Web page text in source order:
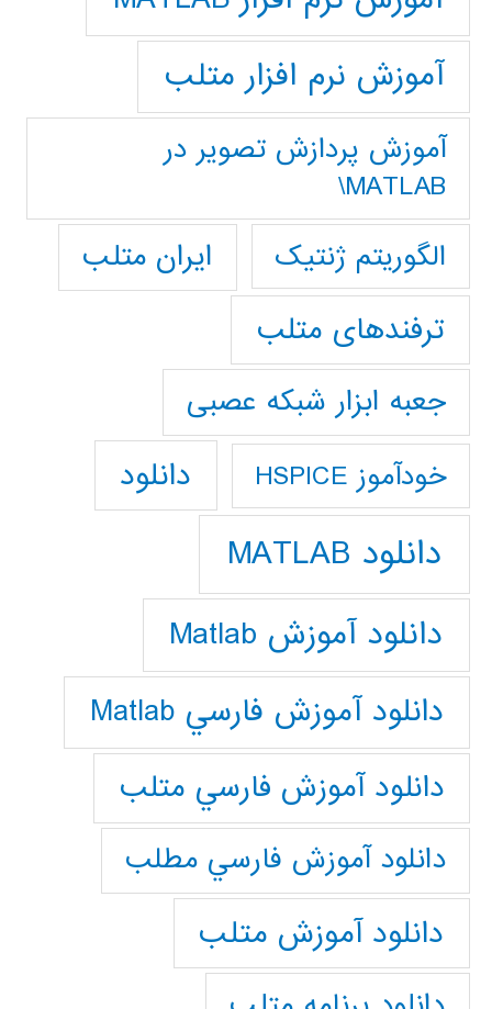
آموزش نرم افزار متلب
آموزش پردازش تصوير در
MATLAB\
الگوریتم ژنتیک
ایران متلب
ترفندهای متلب
جعبه ابزار شبکه عصبی
خودآموز HSPICE دانلود
دانلود MATLAB
دانلود آموزش Matlab
دانلود آموزش فارسي Matlab
دانلود آموزش فارسي متلب
دانلود آموزش فارسي مطلب
دانلود آموزش متلب